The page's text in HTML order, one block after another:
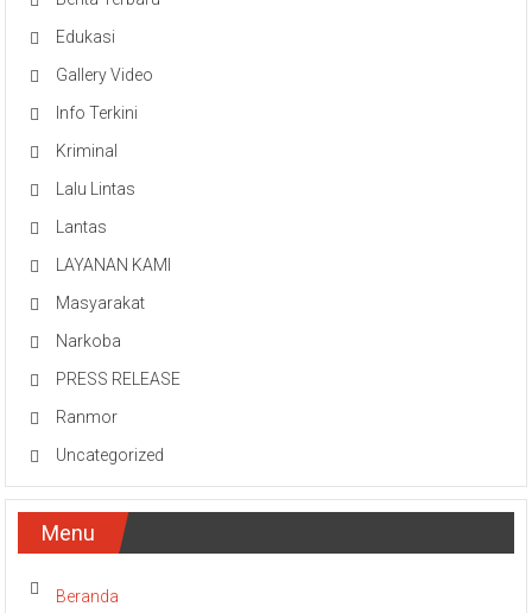
Edukasi
Gallery Video
Info Terkini
Kriminal
Lalu Lintas
Lantas
LAYANAN KAMI
Masyarakat
Narkoba
PRESS RELEASE
Ranmor
Uncategorized
Menu
Beranda